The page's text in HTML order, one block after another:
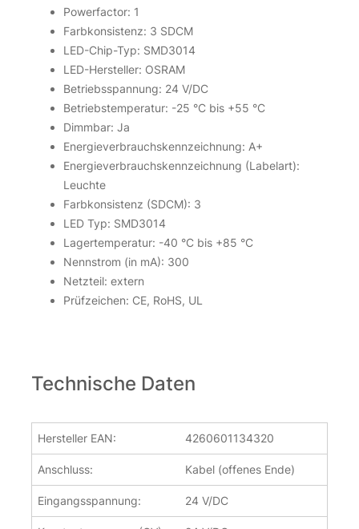
LED Kanten Modul kaltweiss 6500 Kelvin 6 Watt 24
Volt IP66
6,35€
inkl. 19 % MwSt.zzgl.Versandkosten
Über 100Stk. auf Lager
LED Kanten Modul kaltweiss 6500 Kelvin 6 Watt 24 Volt IP66
LED Kanten Modul kaltweiss 6500 Kelvin 6 Watt 24 Volt IP66
Powerfactor: 1
Farbkonsistenz: 3 SDCM
LED-Chip-Typ: SMD3014
LED-Hersteller: OSRAM
Betriebsspannung: 24 V/DC
Betriebstemperatur: -25 °C bis +55 °C
Dimmbar: Ja
Energieverbrauchskennzeichnung: A+
Energieverbrauchskennzeichnung (Labelart):
Leuchte
Farbkonsistenz (SDCM): 3
LED Typ: SMD3014
Lagertemperatur: -40 °C bis +85 °C
Nennstrom (in mA): 300
Netzteil: extern
Prüfzeichen: CE, RoHS, UL
Technische Daten
Hersteller EAN: 4260601134320
Anschluss: Kabel (offenes Ende)
Eingangsspannung: 24 V/DC